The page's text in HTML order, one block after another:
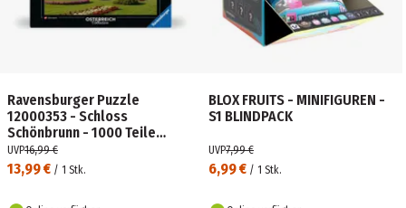
Ravensburger Puzzle
12000353 - Schloss
Schönbrunn - 1000 Teile
Puzzle für Erwachsene und
Kinder ab 14 Jahren
13,99 € / 1 Stk.
UVP16,99 €
BLOX FRUITS - MINIFIGUREN -
S1 BLINDPACK
6,99 € / 1 Stk.
UVP7,99 €